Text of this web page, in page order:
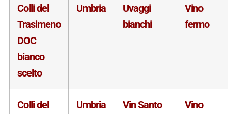
Colli del
Trasimeno
DOC
bianco
scelto
Umbria
Uvaggi
bianchi
Vino
fermo
Colli del
Umbria Vin Santo
Vino